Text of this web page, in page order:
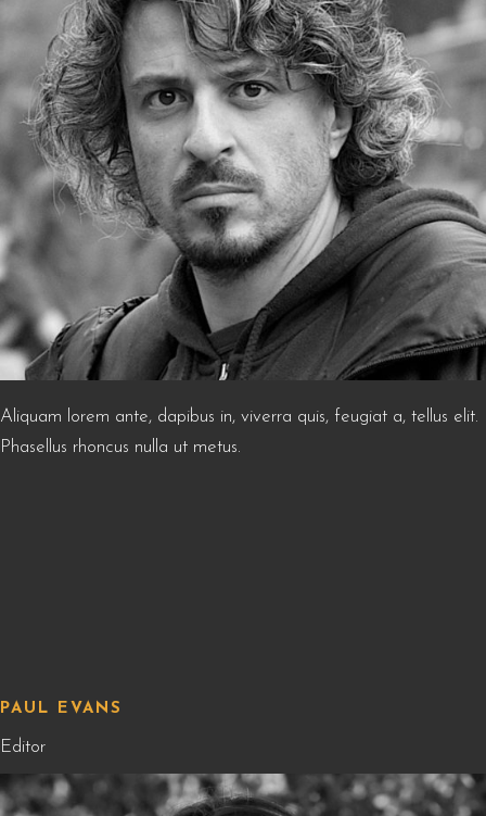
Aliquam lorem ante, dapibus in, viverra quis, feugiat a, tellus elit.
Phasellus rhoncus nulla ut metus.
PAUL EVANS
Editor